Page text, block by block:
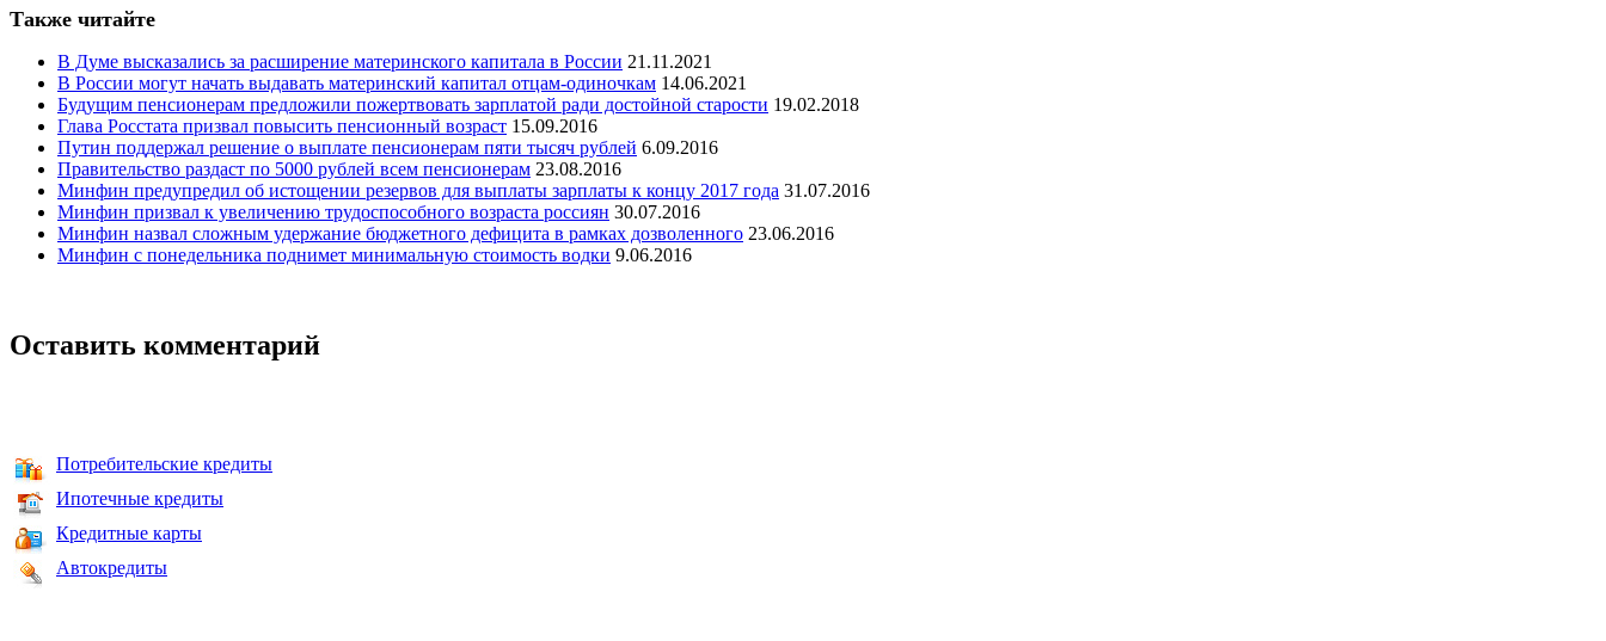
Также читайте
В Думе высказались за расширение материнского капитала в России 21.11.2021
В России могут начать выдавать материнский капитал отцам-одиночкам 14.06.2021
Будущим пенсионерам предложили пожертвовать зарплатой ради достойной старости 19.02.2018
Глава Росстата призвал повысить пенсионный возраст 15.09.2016
Путин поддержал решение о выплате пенсионерам пяти тысяч рублей 6.09.2016
Правительство раздаст по 5000 рублей всем пенсионерам 23.08.2016
Минфин предупредил об истощении резервов для выплаты зарплаты к концу 2017 года 31.07.2016
Минфин призвал к увеличению трудоспособного возраста россиян 30.07.2016
Минфин назвал сложным удержание бюджетного дефицита в рамках дозволенного 23.06.2016
Минфин с понедельника поднимет минимальную стоимость водки 9.06.2016
Оставить комментарий
Потребительские кредиты
Ипотечные кредиты
Кредитные карты
Автокредиты